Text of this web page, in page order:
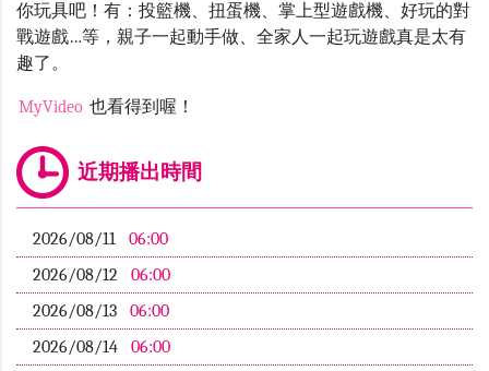
你玩具吧！有：投籃機、扭蛋機、掌上型遊戲機、好玩的對
戰遊戲…等，親子一起動手做、全家人一起玩遊戲真是太有
趣了。
MyVideo 也看得到喔！
近期播出時間
2026/08/11
06:00
2026/08/12
06:00
2026/08/13
06:00
2026/08/14
06:00